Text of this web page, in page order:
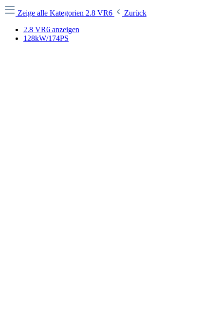
Zeige alle Kategorien 2.8 VR6
Zurück
2.8 VR6 anzeigen
128kW/174PS